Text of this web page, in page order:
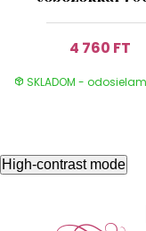
4 760 FT
SKLADOM -
High-contrast mode